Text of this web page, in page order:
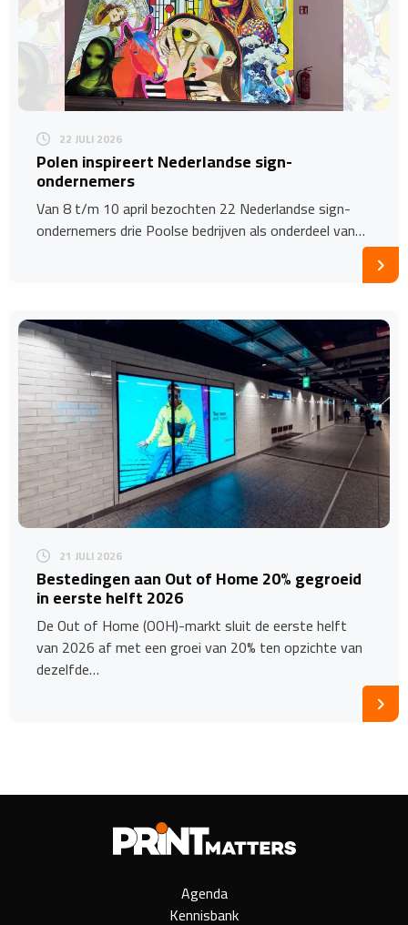
22 JULI 2026
Polen inspireert Nederlandse sign-
ondernemers
Van 8 t/m 10 april bezochten 22 Nederlandse sign-
ondernemers drie Poolse bedrijven als onderdeel van…
21 JULI 2026
Bestedingen aan Out of Home 20% gegroeid
in eerste helft 2026
De Out of Home (OOH)-markt sluit de eerste helft
van 2026 af met een groei van 20% ten opzichte van
dezelfde…
Agenda
Kennisbank